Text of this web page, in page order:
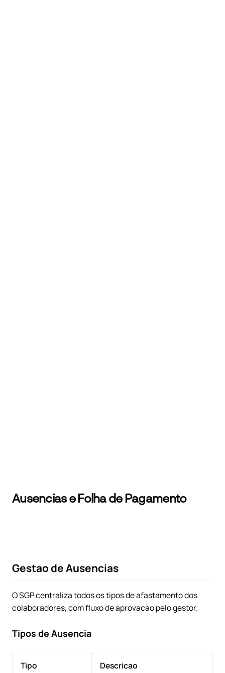
Ausencias e Folha de Pagamento
Gestao de Ausencias
O SGP centraliza todos os tipos de afastamento dos
colaboradores, com fluxo de aprovacao pelo gestor.
Tipos de Ausencia
Tipo Descricao